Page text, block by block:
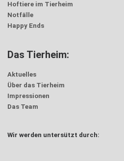
Hoftiere im Tierheim
Notfälle
Happy Ends
Das Tierheim:
Aktuelles
Über das Tierheim
Impressionen
Das Team
Wir werden untersützt durch: